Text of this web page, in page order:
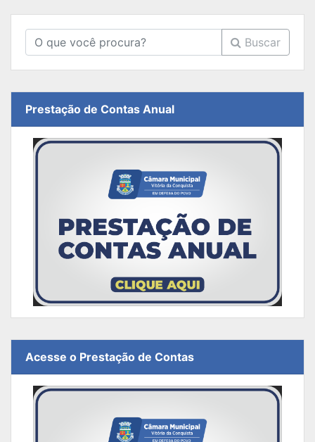
Buscar
Prestação de Contas Anual
Acesse o Prestação de Contas